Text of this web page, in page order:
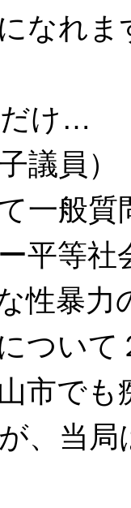
なれま
け…
議員
一般質
平等社
性暴力
ついて
市でも
、当